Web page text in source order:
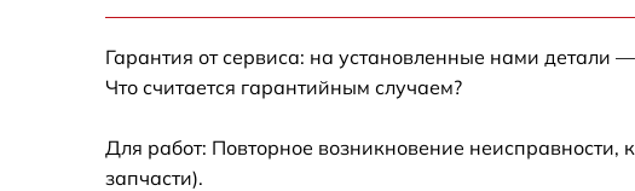
Ремонт встроенного дальнометра и
других устройств
Замена микросхемы логики
Гарантия от сервиса: на установленные нами детали
Что считается гарантийным случаем?
Для работ: Повторное возникновение
запчасти).